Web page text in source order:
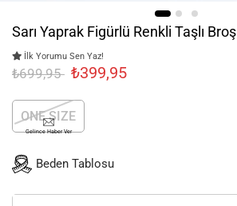
Sarı Yaprak Figürlü Renkli Taşlı Broş
İlk Yorumu Sen Yaz!
₺699,95 ₺399,95
ONE SIZE
Gelince Haber Ver
Beden Tablosu